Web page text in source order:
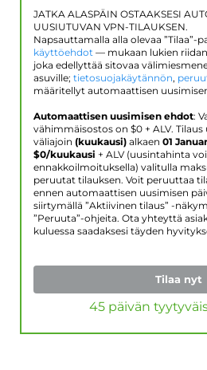
JATKA ALASPÄIN OSTAAKSESI
UUSIUTUVAN VPN-TILAUKSEN.
Napsauttamalla alla olevaa ”Tilaa”-
käyttöehdot — mukaan lukien
joka edellyttää sitovaa
asuville; tietosuojakäytännön,
määritellyt automaattisen
Automaattisen uusimisen ehdot:
vähimmäisostos on $0 + ALV.
väliajoin (kuukausi) alkaen 01
$0/kuukausi + ALV (uusintahinta
ennakkoilmoituksella) valitulla
peruutat tilauksen. Voit peruuttaa
ennen automaattisen uusimisen
siirtymällä ”Aktiivinen tilaus” -
”Peruuta”-ohjeita. Ota yhteyttä
kuluessa saadaksesi täyden
Tilaa nyt
45 päivän